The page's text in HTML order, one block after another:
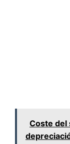
Coste del